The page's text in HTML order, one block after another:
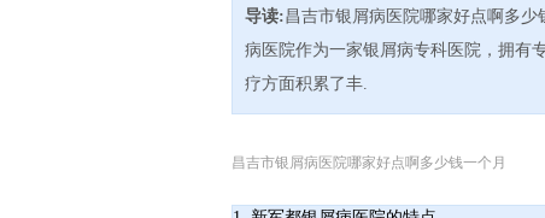
导读:昌吉市银屑病医院哪家好点啊多
病医院作为一家银屑病专科医院，拥有
疗方面积累了丰.
昌吉市银屑病医院哪家好点啊多少钱一个月